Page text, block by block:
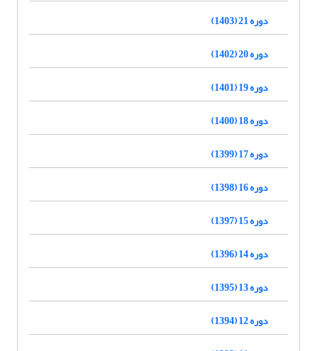
دوره 21 (1403)
دوره 20 (1402)
دوره 19 (1401)
دوره 18 (1400)
دوره 17 (1399)
دوره 16 (1398)
دوره 15 (1397)
دوره 14 (1396)
دوره 13 (1395)
دوره 12 (1394)